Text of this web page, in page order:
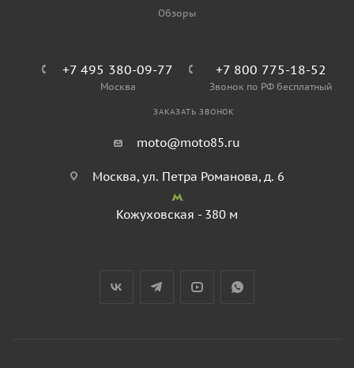
Обзоры
+7 495 380-09-77
Москва
+7 800 775-18-52
Звонок по РФ бесплатный
ЗАКАЗАТЬ ЗВОНОК
moto@moto85.ru
Москва, ул. Петра Романова, д. 6
Кожуховская - 380 м